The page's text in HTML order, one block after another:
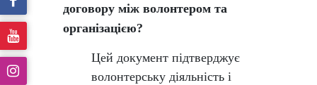
договору між волонтером та
організацією?
Цей документ підтверджує
волонтерську діяльність і